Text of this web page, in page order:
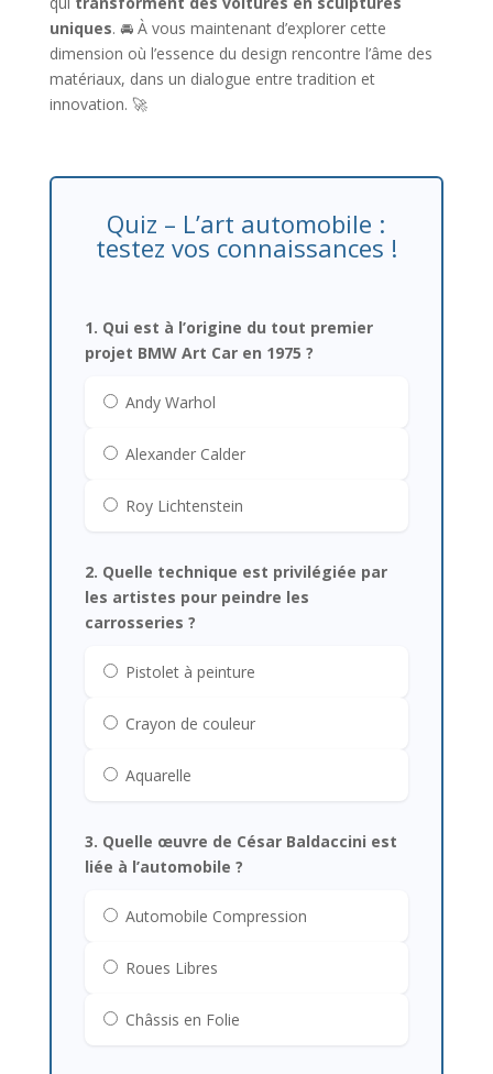
uniques. 🚘 À vous maintenant d’explorer cette
dimension où l’essence du design rencontre l’âme des
matériaux, dans un dialogue entre tradition et
innovation. 🚀
Quiz – L’art automobile :
testez vos connaissances !
1. Qui est à l’origine du tout premier
projet BMW Art Car en 1975 ?
Andy Warhol
Alexander Calder
Roy Lichtenstein
2. Quelle technique est privilégiée par
les artistes pour peindre les
carrosseries ?
Pistolet à peinture
Crayon de couleur
Aquarelle
3. Quelle œuvre de César Baldaccini est
liée à l’automobile ?
Automobile Compression
Roues Libres
Châssis en Folie